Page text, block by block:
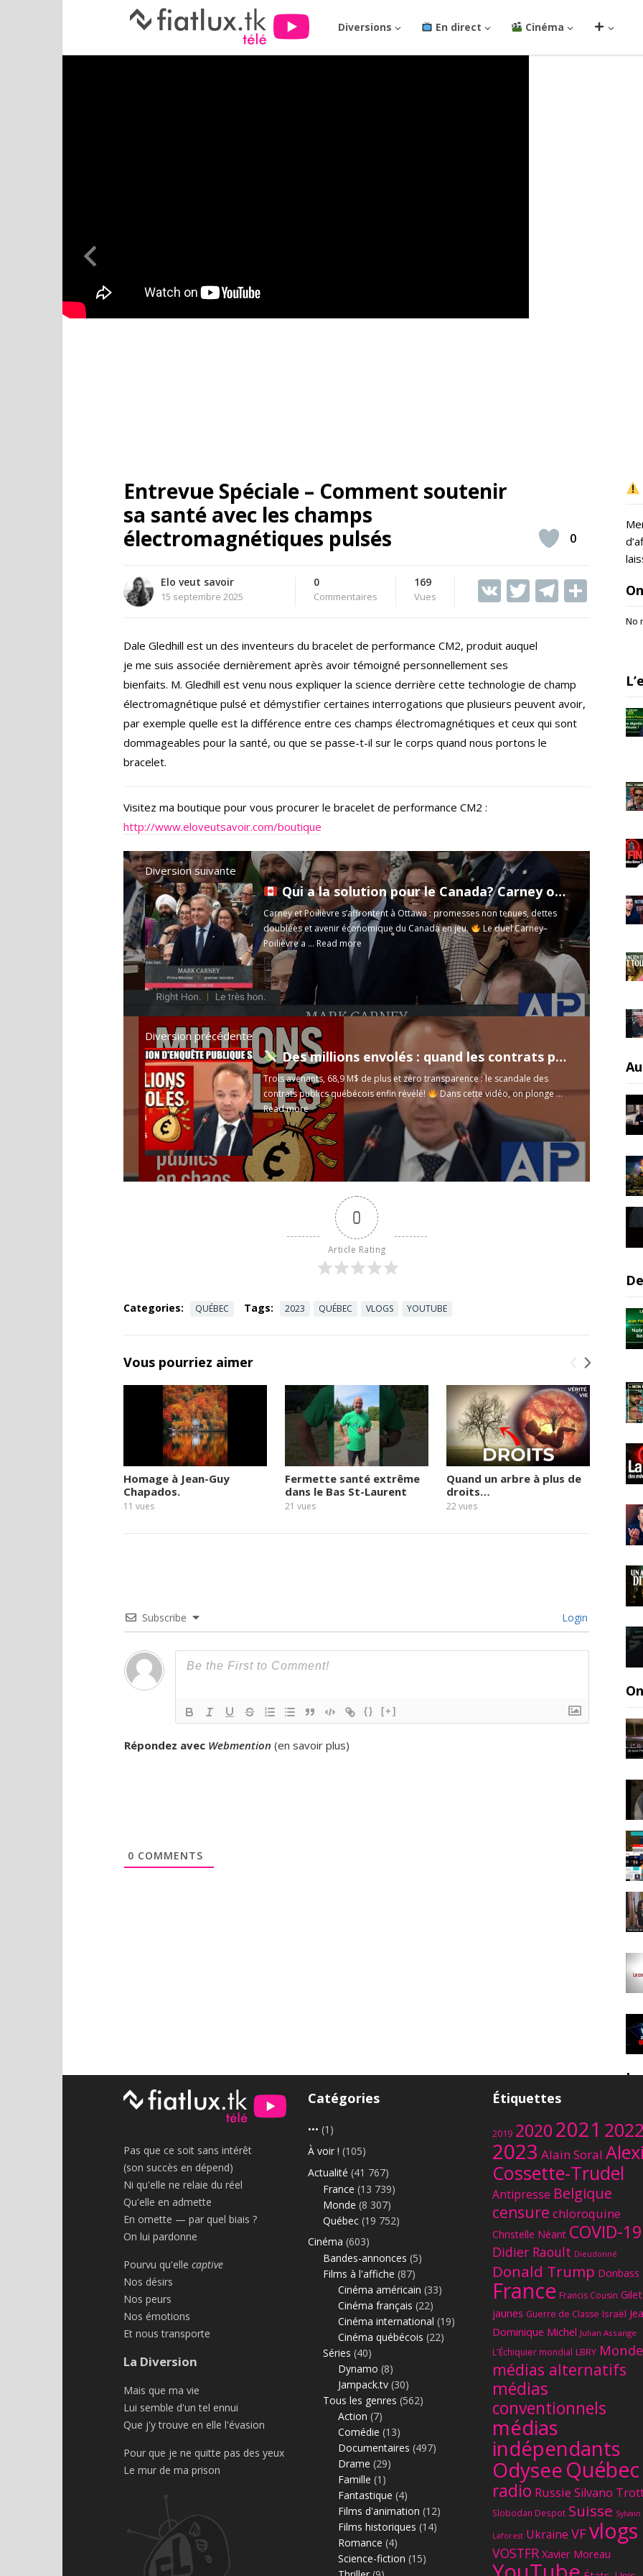
Diversions En direct Cinéma
Entrevue Spéciale – Comment soutenir
sa santé avec les champs
électromagnétiques pulsés
Elo veut savoir
15 septembre 2025
0
Commentaires
169
Vues V T
itt
er
T
a
m
0
Dale Gledhill est un des inventeurs du bracelet de performance CM2, produit auquel
je me suis associée dernièrement après avoir témoigné personnellement ses
bienfaits. M. Gledhill est venu nous expliquer la science derrière cette technologie de champ
électromagnétique pulsé et démystifier certaines interrogations que plusieurs peuvent avoir,
par exemple quelle est la différence entre ces champs électromagnétiques et ceux qui sont
dommageables pour la santé, ou que se passe-t-il sur le corps quand nous portons le
bracelet.
Visitez ma boutique pour vous procurer le bracelet de performance CM2 :
http://www.eloveutsavoir.com/boutique
Diversion suivante
Qui a la solution pour le Canada? Carney ou Poilièvre?
Carney et Poilièvre s’affrontent à Ottawa : promesses non tenues, dettes
doublées et avenir économique du Canada en jeu.
Le duel Carney–
Poilièvre a ... Read more
Diversion précédente
Des millions envolés : quand les contrats publics dérapent
Trois avenants, 68,9 M$ de plus et zéro transparence : le scandale des
contrats publics québécois enfin révélé!
Dans cette vidéo, on plonge ...
Read more
0
Article Rating
Categories: QUÉBEC Tags: 2023 QUÉBEC VLOGS YOUTUBE
Vous pourriez aimer
Homage à Jean-Guy
Chapados.
11 vues
Fermette santé extrême
dans le Bas St-Laurent
21 vues
Quand un arbre à plus de
droits…
22vues
Le
vues
Subscribe Login
{} [+]
Répondez avec Webmention (en savoir plus)
0 COMMENTS
No
Pas que ce soit sans intérêt
(son succès en dépend)
Ni qu'elle ne relaie du réel
Qu'elle en admette
En omette — par quel biais ?
On lui pardonne
Pourvu qu'elle captive
Nos désirs
Nos peurs
Nos émotions
Et nous transporte
La Diversion
Mais que ma vie
Lui semble d'un tel ennui
Que j'y trouve en elle l'évasion
Pour que je ne quitte pas des yeux
Le mur de ma prison
Catégories
••• (1)
À voir ! (105)
Actualité (41 767)
France (13 739)
Monde (8 307)
Québec (19 752)
Cinéma (603)
Bandes-annonces (5)
Films à l'affiche (87)
Cinéma américain (33)
Cinéma français (22)
Cinéma international (19)
Cinéma québécois (22)
Séries (40)
Dynamo (8)
Jampack.tv (30)
Tous les genres (562)
Action (7)
Comédie (13)
Documentaires (497)
Drame (29)
Famille (1)
Fantastique (4)
Films d'animation (12)
Films historiques (14)
Romance (4)
Science-fiction (15)
Étiquettes
2019 20202021 2022
2023 Alain Soral
Cossette-Trudel
Antipresse Belgique
censure chloroquine
Christelle Néant COVID-19
Didier Raoult Dieudonné
Donald Trump Donbass
France Francis Cousin
jaunes Guerre de Classe Israël
Dominique Michel Julian Assange
L'Échiquier mondial LBRY Monde
médias alternatifs
médias
conventionnels
médias
indépendants
OdyseeQuébec
radio Russie Silvano
Slobodan Despot Suisse Sylvain
Laforest Ukraine VFvlogs
VOSTFR Xavier Moreau